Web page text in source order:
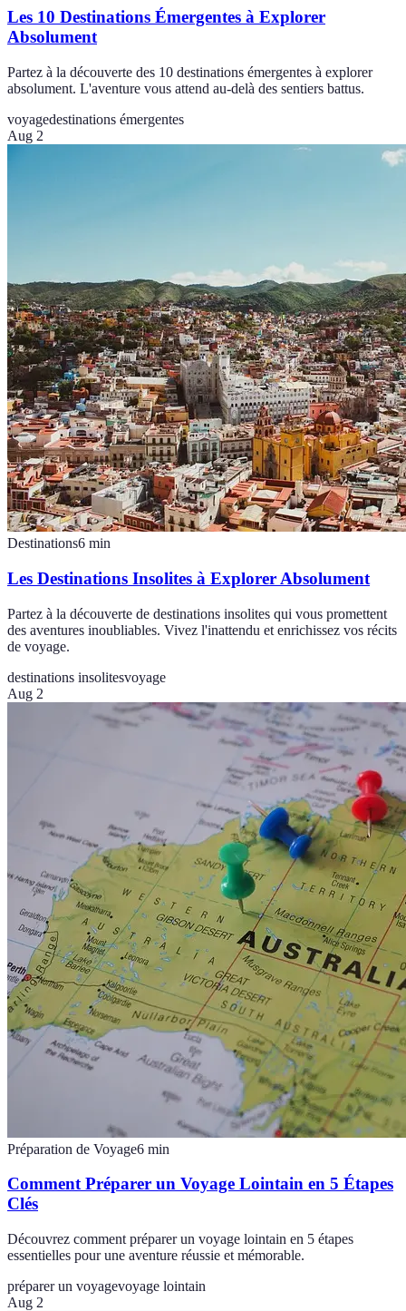
Les 10 Destinations Émergentes à Explorer
Absolument
Partez à la découverte des 10 destinations émergentes à explorer
absolument. L'aventure vous attend au-delà des sentiers battus.
voyagedestinations émergentes
Aug 2
Destinations6 min
Les Destinations Insolites à Explorer Absolument
Partez à la découverte de destinations insolites qui vous promettent
des aventures inoubliables. Vivez l'inattendu et enrichissez vos récits
de voyage.
destinations insolitesvoyage
Aug 2
Préparation de Voyage6 min
Comment Préparer un Voyage Lointain en 5 Étapes
Clés
Découvrez comment préparer un voyage lointain en 5 étapes
essentielles pour une aventure réussie et mémorable.
préparer un voyagevoyage lointain
Aug 2